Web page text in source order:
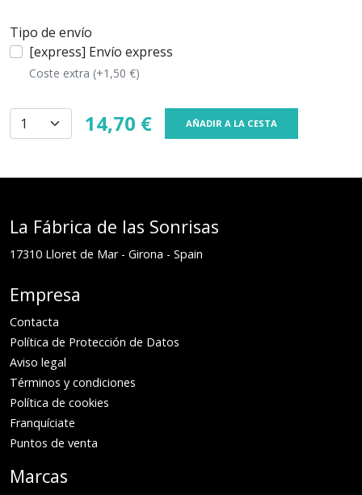
Tipo de envío
[express] Envío express
Coste extra (+1,50 €)
14,70 € AÑADIR A LA CESTA
La Fábrica de las Sonrisas
17310 Lloret de Mar- Girona - Spain
Empresa
Contacta
Política de Protección de Datos
Aviso legal
Términos y condiciones
Política de cookies
Franquíciate
Puntos de venta
Marcas